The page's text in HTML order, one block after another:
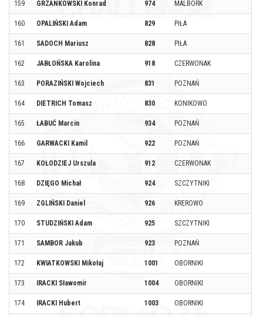
159 GRZANKOWSKI Konrad 974 MALBORK
160 OPALIŃSKI Adam 829 PIŁA
161 SADOCH Mariusz 828 PIŁA
162 JABŁOŃSKA Karolina 918 CZERWONAK
163 PORAZIŃSKI Wojciech 831 POZNAŃ
164 DIETRICH Tomasz 830 KONIKOWO
165 ŁABUĆ Marcin 934 POZNAŃ
166 GARWACKI Kamil 922 POZNAŃ
167 KOŁODZIEJ Urszula 912 CZERWONAK
168 DZIĘGO Michał 924 SZCZYTNIKI
169 ZGLIŃSKI Daniel 926 KREROWO
170 STUDZIŃSKI Adam 925 SZCZYTNIKI
171 SAMBOR Jakub 923 POZNAŃ
172 KWIATKOWSKI Mikołaj 1001 OBORNIKI
173 IRACKI Sławomir 1004 OBORNIKI
174 IRACKI Hubert 1003 OBORNIKI